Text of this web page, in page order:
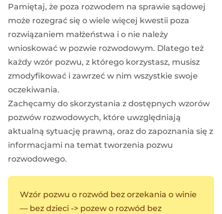
Pamiętaj, że poza rozwodem na sprawie sądowej
może rozegrać się o wiele więcej kwestii poza
rozwiązaniem małżeństwa i o nie należy
wnioskować w pozwie rozwodowym. Dlatego też
każdy wzór pozwu, z którego korzystasz, musisz
zmodyfikować i zawrzeć w nim wszystkie swoje
oczekiwania.
Zachęcamy do skorzystania z dostępnych wzorów
pozwów rozwodowych, które uwzględniają
aktualną sytuację prawną, oraz do zapoznania się z
informacjami na temat tworzenia pozwu
rozwodowego.
Wzór pozwu o rozwód bez orzekania o winie
— bez dzieci -> pozew o rozwód bez